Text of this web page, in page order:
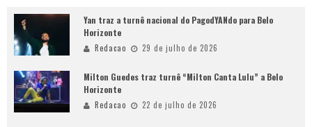
Yan traz a turnê nacional do PagodYANdo para Belo
Horizonte
Redacao 29 de julho de 2026
Milton Guedes traz turnê “Milton Canta Lulu” a Belo
Horizonte
Redacao 22 de julho de 2026